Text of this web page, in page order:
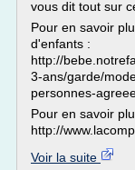
vous dit tout sur
Pour en savoir
d'enfants :
http://
3-ans/garde/
personnes-
Pour en savoir
http://
Voir la suite